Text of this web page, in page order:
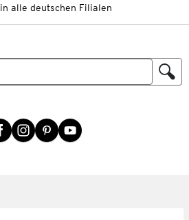
in alle deutschen Filialen